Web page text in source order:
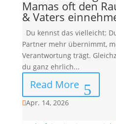
Mamas oft den
& Vaters
Du kennst das vielleicht:
Partner mehr übernimmt,
Verantwortung trägt.
du ganz ehrlich...
Read More
Apr. 14, 2026